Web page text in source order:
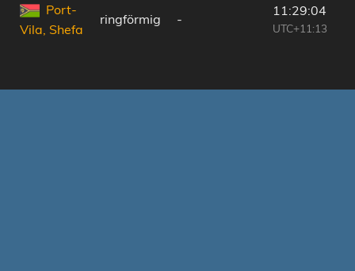
Port-
Vila, Shefa
ringförmig -
11:29:04
UTC+11:13